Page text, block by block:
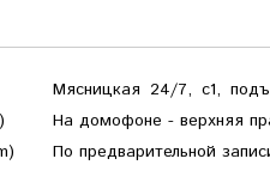
Мясницкая 24/7, с1,
На домофоне - верхняя
По предварительной